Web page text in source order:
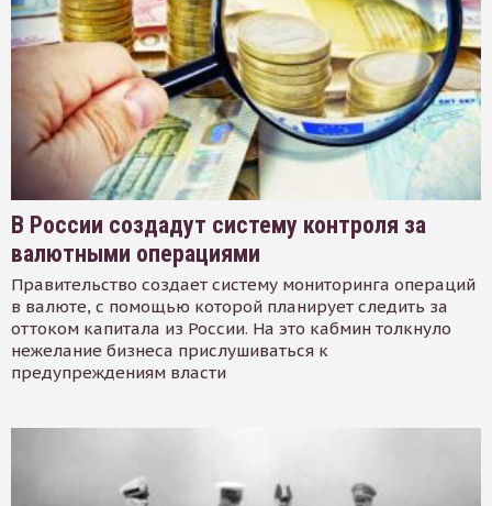
В России создадут систему контроля за
валютными операциями
Правительство создает систему мониторинга операций
в валюте, с помощью которой планирует следить за
оттоком капитала из России. На это кабмин толкнуло
нежелание бизнеса прислушиваться к
предупреждениям власти